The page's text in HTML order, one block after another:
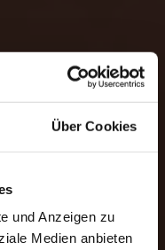
Über Cookies
und Anzeigen zu
Medien anbieten